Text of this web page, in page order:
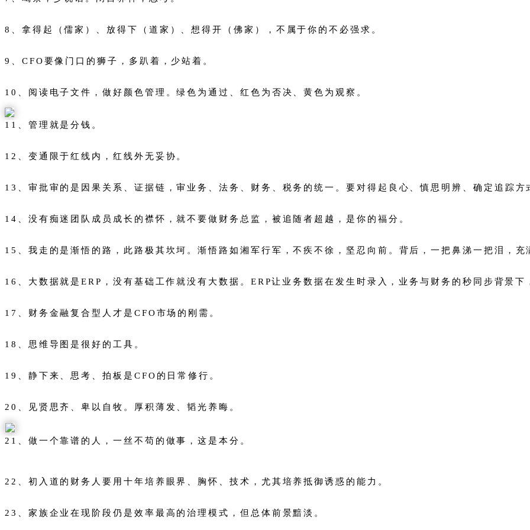
8、拿得起（儒家）、放得下（道家）、想得开（佛家），不属于你的不必强求。
9、CFO要像门口的狮子，多趴着，少站着。
10、阅读电子文件，做好颜色管理。绿色为通过、红色为否决、黄色为观察。
11、管理就是分钱。
12、变通限于红线内，红线外无妥协。
13、审批审的是因果关系、证据链，审业务、法务、财务、税务的统一。要对得起良心、慎思明辨、确定追踪方
14、没有痴迷团队成员成长的襟怀，就不要做财务总监，被追随者超越，是你的福分。
15、我走的是渐悟的路，此路极其坎坷。渐悟路如湘军行军，不疾不徐，坚忍向前。背后，一把鼻涕一把泪，充
16、大数据就是ERP，没有基础工作就没有大数据。ERP让业务数据在发生时录入，业务与财务的秒同步背景下
17、财务金融复合型人才是CFO市场的刚需。
18、思维导图是很好的工具。
19、静下来、思考、拍板是CFO的日常修行。
20、见贤思齐、卑以自牧。厚积薄发、韬光养晦。
21、做一个靠谱的人，一丝不苟的做事，这是本分。
22、初入道的财务人要用十年培养眼界、胸怀、技术，尤其培养抵御诱惑的能力。
23、家族企业在现阶段仍是效率最高的治理模式，但总体前景黯淡。